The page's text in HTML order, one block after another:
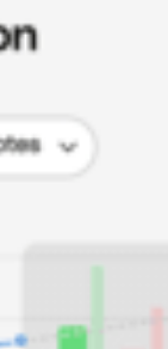
d’un
séances